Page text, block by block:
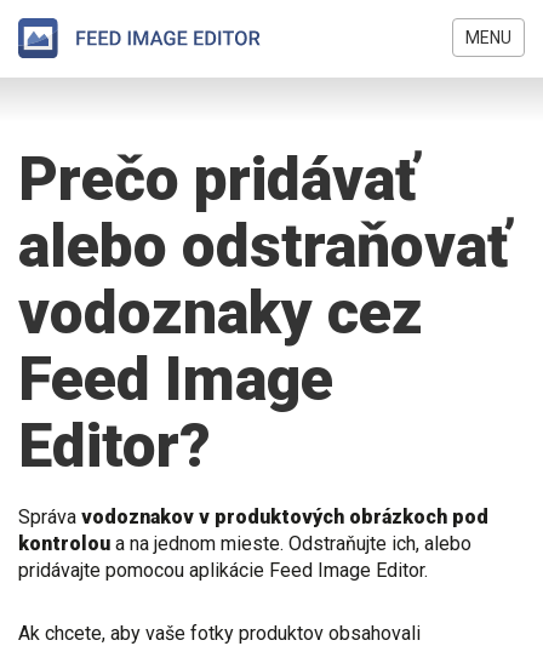
Skočiť
obsah
MENU
tu
Prečo pridávať
alebo odstraňovať
vodoznaky cez
Feed Image
Editor?
Správa vodoznakov v produktových obrázkoch pod
kontrolou a na jednom mieste. Odstraňujte ich, alebo
pridávajte pomocou aplikácie Feed Image Editor.
Ak chcete, aby vaše fotky produktov obsahovali